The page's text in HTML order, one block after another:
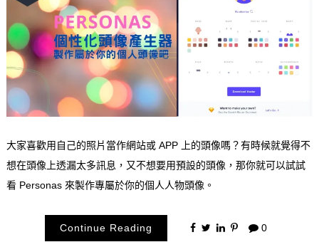
大家喜歡用自己的照片當作網站或 APP 上的頭像嗎？有時候就覺得不
想在頭像上透漏太多訊息，又不想要用預設的頭像，那你就可以試試
看 Personas 來製作專屬於你的個人人物頭像。
Continue Reading 0